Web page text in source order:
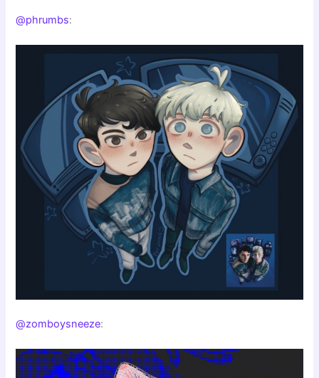
@phrumbs:
@zomboysneeze: